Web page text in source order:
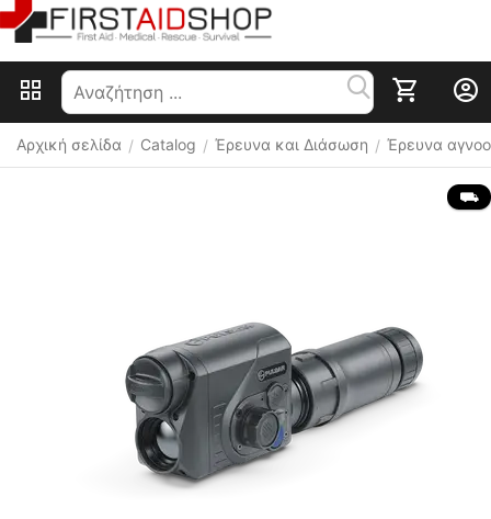
Αρχική σελίδα / Catalog / Έρευνα και Διάσωση / Έρευνα
⛟